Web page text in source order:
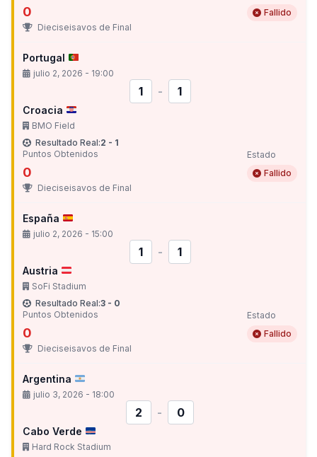
0
Fallido
Dieciseisavos de Final
Portugal
julio 2, 2026 - 19:00
1 - 1
Croacia
BMO Field
Resultado Real:2 - 1
Puntos Obtenidos
0
Estado
Fallido
Dieciseisavos de Final
España
julio 2, 2026 - 15:00
1 - 1
Austria
SoFi Stadium
Resultado Real:3 - 0
Puntos Obtenidos
0
Estado
Fallido
Dieciseisavos de Final
Argentina
julio 3, 2026 - 18:00
2 - 0
Cabo Verde
Hard Rock Stadium